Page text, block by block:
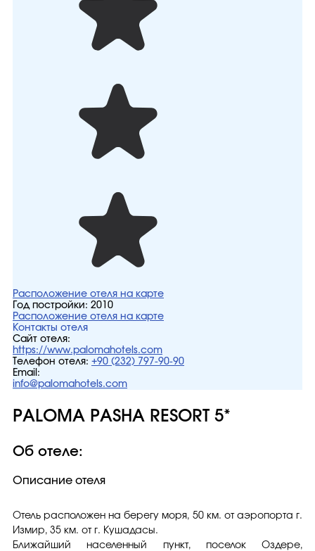
Расположение отеля на карте
Год постройки: 2010
Расположение отеля на карте
Контакты отеля
Сайт отеля:
https://www.palomahotels.com
Телефон отеля: +90 (232) 797-90-90
Email:
info@palomahotels.com
PALOMA PASHA RESORT 5*
Об отеле:
Описание отеля
Отель расположен на берегу моря, 50 км. от аэропорта г.
Измир, 35 км. от г. Кушадасы.
Ближайший населенный пункт, поселок Оздере,